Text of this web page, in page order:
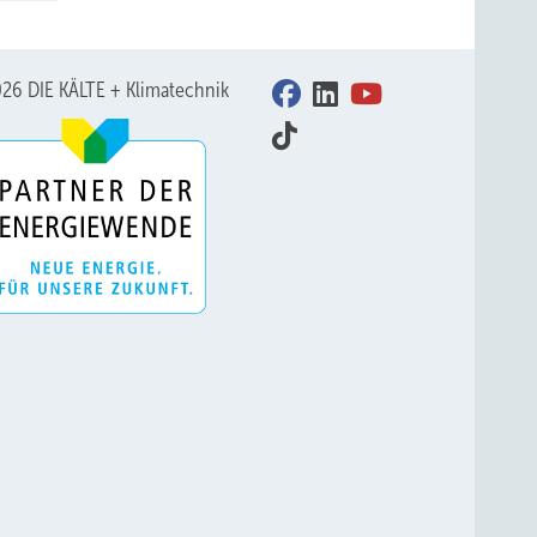
DIE KÄLTE + Klimatechnik